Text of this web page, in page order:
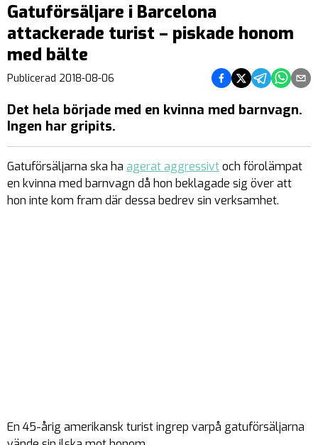
Gatuförsäljare i Barcelona
attackerade turist – piskade honom
med bälte
Publicerad 2018-08-06 Dela på Facebook
Dela på Twitter
Dela påDela på
Dela
Det hela började med en kvinna med barnvagn.
Ingen har gripits.
Gatuförsäljarna ska ha agerat aggressivtoch förolämpat
en kvinna med barnvagn då hon beklagade sig över att
hon inte kom fram där dessa bedrev sin verksamhet.
En 45-årig amerikansk turist ingrep varpå gatuförsäljarna